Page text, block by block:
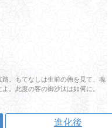
。もてなしは生前の徳を見て、魂
。此度の客の御沙汰は如何に。
進化後